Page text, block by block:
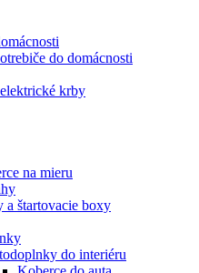
do domácnosti
krby
na mieru
a štartovacie boxy
do interiéru